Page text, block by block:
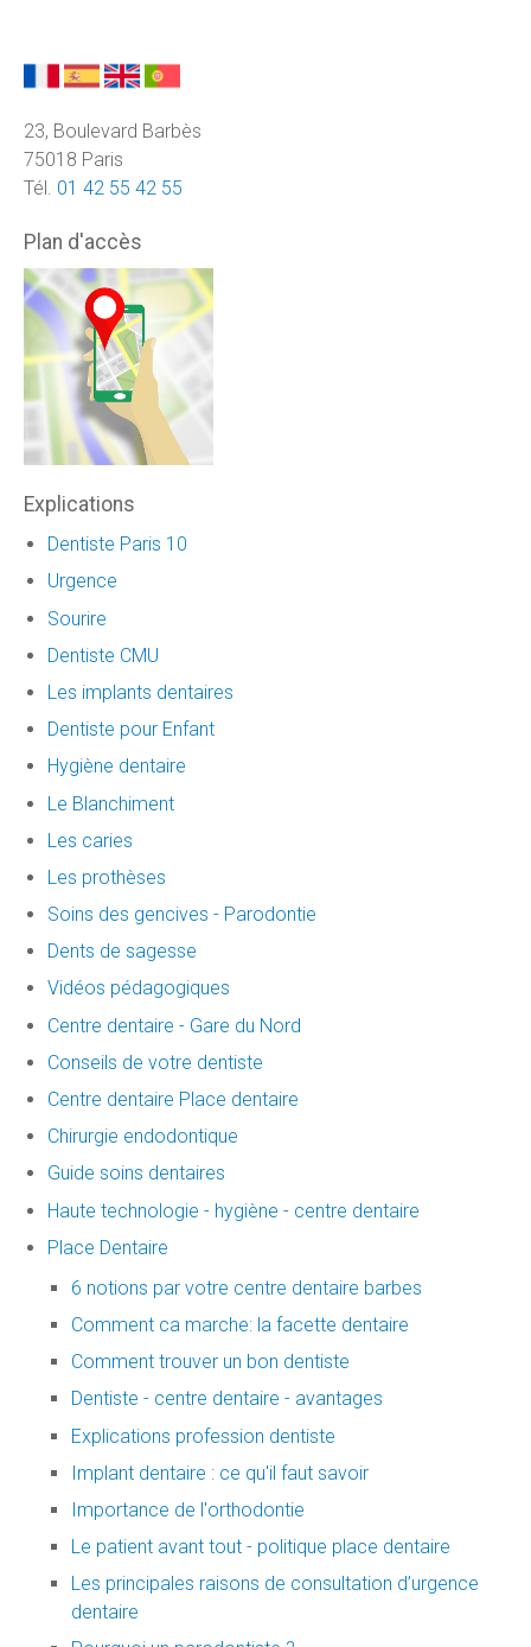
23, Boulevard Barbès
75018 Paris
Tél. 01 42 55 42 55
Plan d'accès
Explications
Dentiste Paris 10
Urgence
Sourire
Dentiste CMU
Les implants dentaires
Dentiste pour Enfant
Hygiène dentaire
Le Blanchiment
Les caries
Les prothèses
Soins des gencives - Parodontie
Dents de sagesse
Vidéos pédagogiques
Centre dentaire - Gare du Nord
Conseils de votre dentiste
Centre dentaire Place dentaire
Chirurgie endodontique
Guide soins dentaires
Haute technologie - hygiène - centre dentaire
Place Dentaire
6 notions par votre centre dentaire barbes
Comment ca marche: la facette dentaire
Comment trouver un bon dentiste
Dentiste - centre dentaire - avantages
Explications profession dentiste
Implant dentaire : ce qu'il faut savoir
Importance de l'orthodontie
Le patient avant tout - politique place dentaire
Les principales raisons de consultation d’urgence
dentaire